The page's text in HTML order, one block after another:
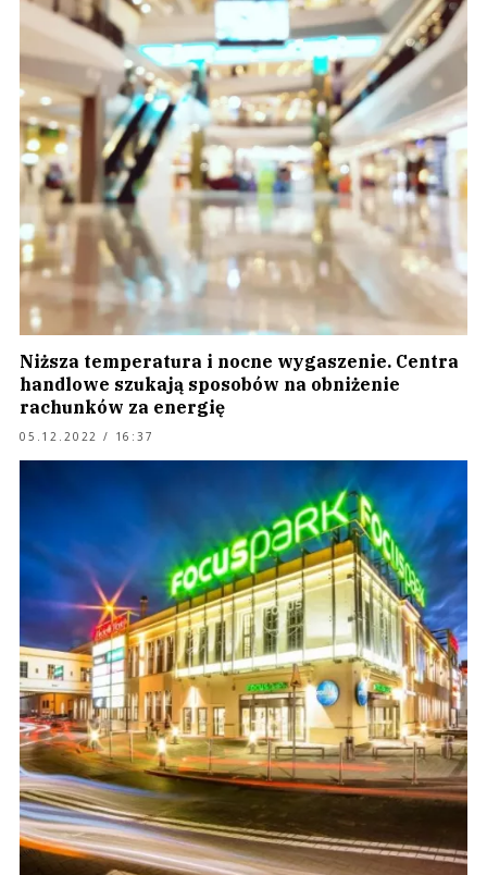
Niższa temperatura i nocne wygaszenie. Centra
handlowe szukają sposobów na obniżenie
rachunków za energię
05.12.2022 / 16:37